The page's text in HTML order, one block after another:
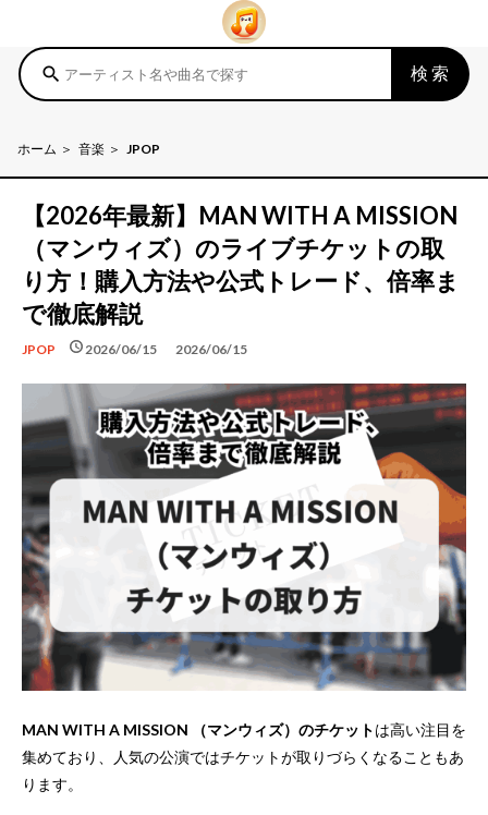
search 検索
ホーム 音楽 JPOP
【2026年最新】MAN WITH A MISSION
（マンウィズ）のライブチケットの取
り方！購入方法や公式トレード、倍率ま
で徹底解説
JPOP schedule 2026/06/15
schedule 2026/06/15
MAN WITH A MISSION （マンウィズ）のチケットは高い注目を
集めており、人気の公演ではチケットが取りづらくなることもあ
ります。